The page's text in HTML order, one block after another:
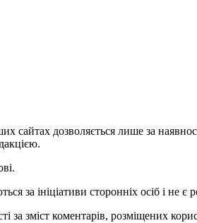
сайтах дозволяється лише за
за ініціативи сторонніх осіб і не є
за зміст коментарів, розміщених